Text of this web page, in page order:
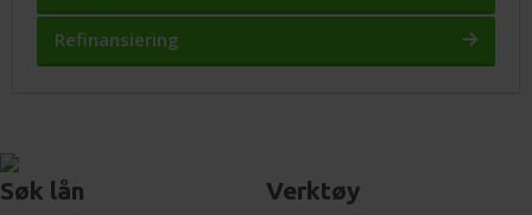
Refinansiering
Søk lån Verktøy